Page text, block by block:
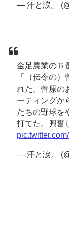
— 汗と涙。
金足農業の６
「（伝令の
れた。菅原の
ーティングか
たちの野球を
打てた。興奮
— 汗と涙。